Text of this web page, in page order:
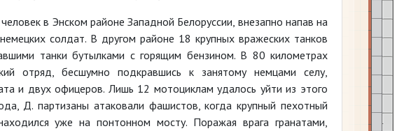
в Энском районе Западной Белоруссии, внезапно напав на
солдат. В другом районе 18 крупных вражеских танков
танки бутылками с горящим бензином. В 80 километрах
отряд, бесшумно подкравшись к занятому немцами селу,
и двух офицеров. Лишь 12 мотоциклам удалось уйти из этого
Д. партизаны атаковали фашистов, когда крупный пехотный
уже на понтонном мосту. Поражая врага гранатами,